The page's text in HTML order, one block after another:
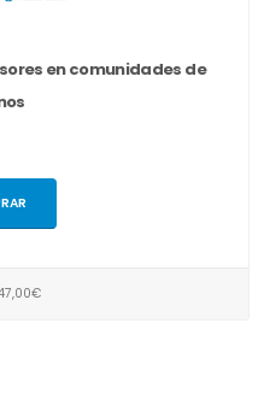
en comunidades de